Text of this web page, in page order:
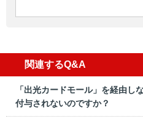
関連するQ&A
「出光カードモール」を経由し
付与されないのですか？